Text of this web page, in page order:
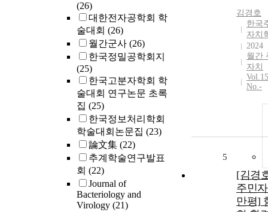
(26)
대한전자공학회 학
술대회 (26)
월간군사 (26)
한국정밀공학회지
(25)
한국고분자학회 학
술대회 연구논문 초록
집 (25)
한국정보처리학회
학술대회논문집 (23)
論文集 (22)
추계학술연구발표
회 (22)
Journal of
Bacteriology and
Virology (21)
김경호
한국
자치
2024
월간
자치
No.-
5
[김경
주민
만평]